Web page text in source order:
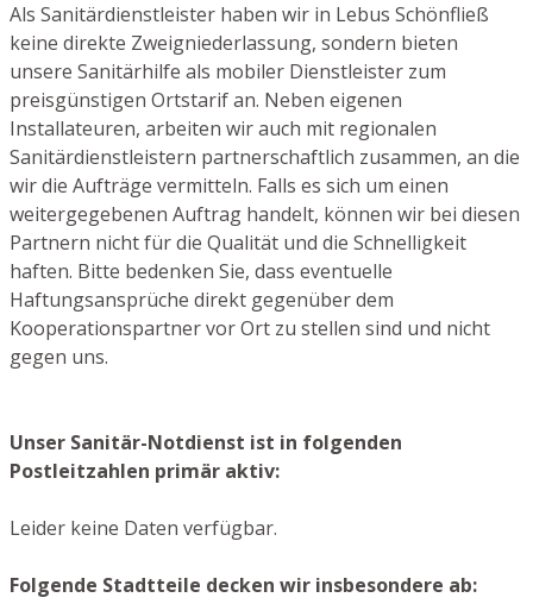
Als Sanitärdienstleister haben wir in Lebus Schönfließ
keine direkte Zweigniederlassung, sondern bieten
unsere Sanitärhilfe als mobiler Dienstleister zum
preisgünstigen Ortstarif an. Neben eigenen
Installateuren, arbeiten wir auch mit regionalen
Sanitärdienstleistern partnerschaftlich zusammen, an die
wir die Aufträge vermitteln. Falls es sich um einen
weitergegebenen Auftrag handelt, können wir bei diesen
Partnern nicht für die Qualität und die Schnelligkeit
haften. Bitte bedenken Sie, dass eventuelle
Haftungsansprüche direkt gegenüber dem
Kooperationspartner vor Ort zu stellen sind und nicht
gegen uns.
Unser Sanitär-Notdienst ist in folgenden
Postleitzahlen primär aktiv:
Leider keine Daten verfügbar.
Folgende Stadtteile decken wir insbesondere ab: